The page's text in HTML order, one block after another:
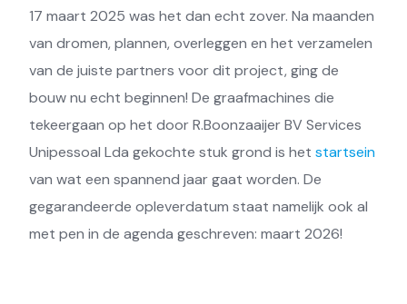
17 maart 2025 was het dan echt zover. Na maanden
van dromen, plannen, overleggen en het verzamelen
van de juiste partners voor dit project, ging de
bouw nu echt beginnen! De graafmachines die
tekeergaan op het door R.Boonzaaijer BV Services
Unipessoal Lda gekochte stuk grond is het startsein
van wat een spannend jaar gaat worden. De
gegarandeerde opleverdatum staat namelijk ook al
met pen in de agenda geschreven: maart 2026!